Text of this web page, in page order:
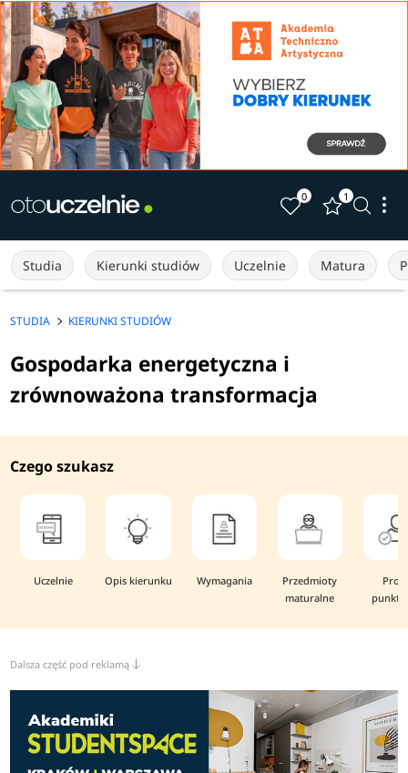
0 1
Studia Kierunki studiów Uczelnie Matura
STUDIA KIERUNKI STUDIÓW
Gospodarka energetyczna i
zrównoważona transformacja
Czego szukasz
Uczelnie Opis kierunku Wymagania
Przedmioty
maturalne
Dalsza część pod reklamą